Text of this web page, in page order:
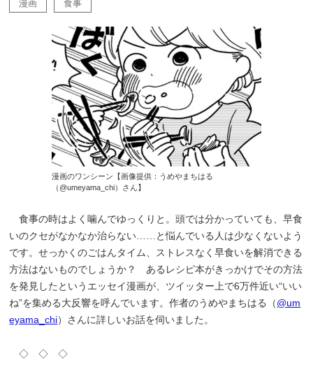
漫画 食事
漫画のワンシーン【画像提供：うめやまちはる
（@umeyama_chi）さん】
食事の時はよく噛んでゆっくりと。頭では分かっていても、早食
いのクセがなかなか治らない……と悩んでいる人は少なくないよう
です。せっかくのごはんタイム、ストレスなく早食いを解消できる
方法はないものでしょうか？ あるレシピ本がきっかけでその方法
を発見したというエッセイ漫画が、ツイッター上で6万件近い“いい
ね”を集める大反響を呼んでいます。作者のうめやまちはる（@um
eyama_chi）さんに詳しいお話を伺いました。
◇ ◇ ◇